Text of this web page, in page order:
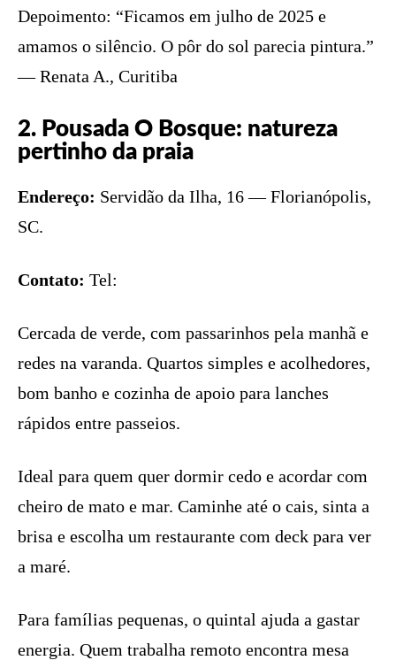
Depoimento: “Ficamos em julho de 2025 e
amamos o silêncio. O pôr do sol parecia pintura.”
— Renata A., Curitiba
2. Pousada O Bosque: natureza
pertinho da praia
Endereço: Servidão da Ilha, 16 — Florianópolis,
SC.
Contato: Tel:
Cercada de verde, com passarinhos pela manhã e
redes na varanda. Quartos simples e acolhedores,
bom banho e cozinha de apoio para lanches
rápidos entre passeios.
Ideal para quem quer dormir cedo e acordar com
cheiro de mato e mar. Caminhe até o cais, sinta a
brisa e escolha um restaurante com deck para ver
a maré.
Para famílias pequenas, o quintal ajuda a gastar
energia. Quem trabalha remoto encontra mesa